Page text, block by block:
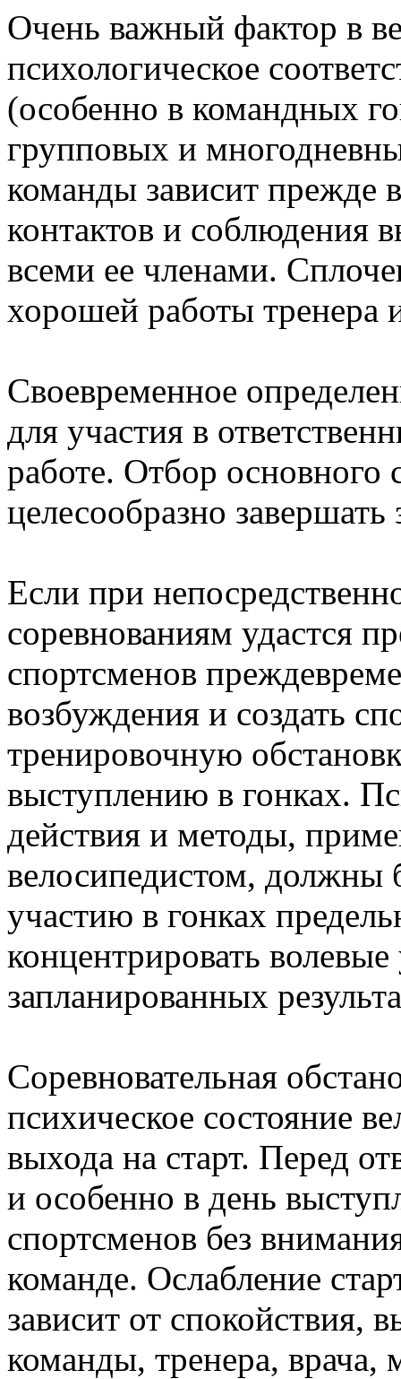
Очень важный фактор в
психологическое
(особенно в командных
групповых и
команды зависит прежде
контактов и соблюдения
всеми ее членами.
хорошей работы тренера
Своевременное
для участия в
работе. Отбор основного
целесообразно
Если при
соревнованиям удастся
спортсменов
возбуждения и создать
тренировочную
выступлению в гонках.
действия и методы,
велосипедистом, должны
участию в гонках
концентрировать
запланированных
Соревновательная
психическое состояние
выхода на старт. Перед
и особенно в день
спортсменов без
команде. Ослабление
зависит от спокойствия,
команды, тренера, врача,